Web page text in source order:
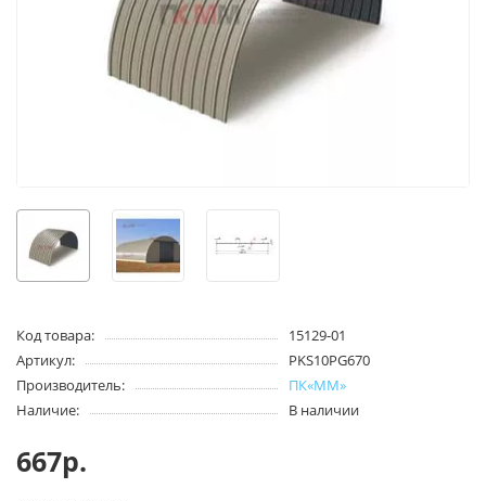
Код товара:
15129-01
Артикул:
PKS10PG670
Производитель:
ПК«ММ»
Наличие:
В наличии
667р.